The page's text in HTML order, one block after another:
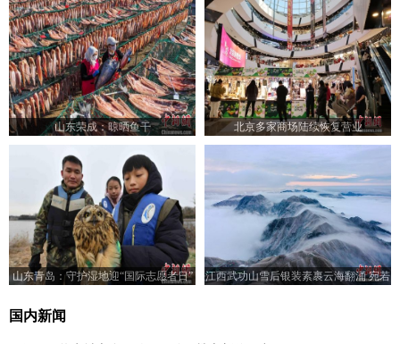
山东荣成：晾晒鱼干 北京多家商场陆续恢复营业
山东青岛：守护湿地迎“国际志愿者日”
江西武功山雪后银装素裹云海翻涌 宛若
国内新闻